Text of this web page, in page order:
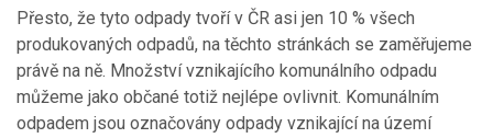
Přesto, že tyto odpady tvoří v ČR asi jen 10 % všech
produkovaných odpadů, na těchto stránkách se zaměřujeme
právě na ně. Množství vznikajícího komunálního odpadu
můžeme jako občané totiž nejlépe ovlivnit. Komunálním
odpadem jsou označovány odpady vznikající na území